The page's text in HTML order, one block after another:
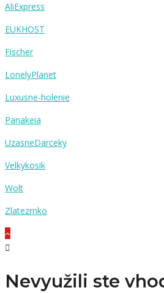
AliExpress
EUKHOST
Fischer
LonelyPlanet
Luxusne-holenie
Panakeia
UzasneDarceky
Velkykosik
Wolt
Zlatezrnko
Nevyužili ste